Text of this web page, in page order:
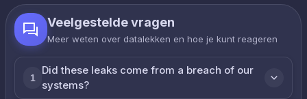
Veelgestelde vragen
Meer weten over datalekken en hoe je kunt reageren
1
Did these leaks come from a breach of our
systems?